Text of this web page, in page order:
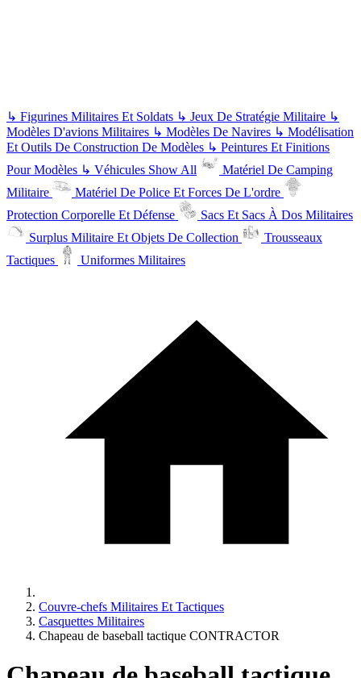
↳ Figurines Militaires Et Soldats ↳ Jeux De Stratégie Militaire ↳
Modèles D'avions Militaires ↳ Modèles De Navires ↳ Modélisation
Et Outils De Construction De Modèles ↳ Peintures Et Finitions
Pour Modèles ↳ Véhicules Show All
Matériel De Camping
Militaire
Matériel De Police Et Forces De L'ordre
Protection Corporelle Et Défense
Sacs Et Sacs À Dos Militaires
Surplus Militaire Et Objets De Collection
Trousseaux
Tactiques
Uniformes Militaires
Couvre-chefs Militaires Et Tactiques
Casquettes Militaires
Chapeau de baseball tactique CONTRACTOR